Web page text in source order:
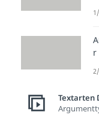
r
Textarten